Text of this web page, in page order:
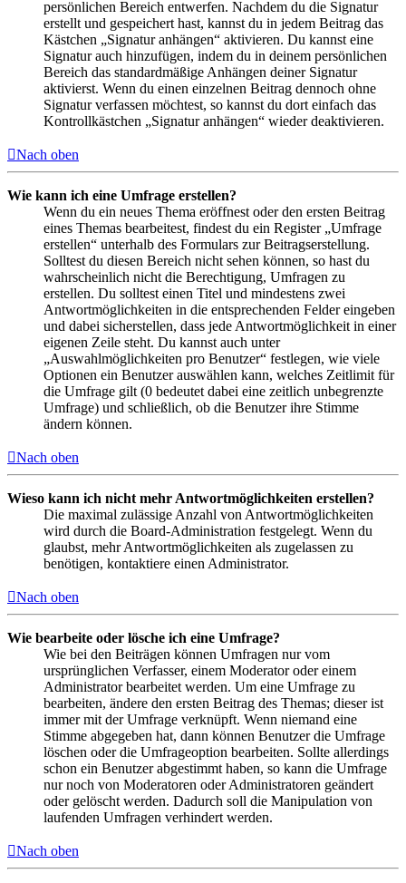
persönlichen Bereich entwerfen. Nachdem du die Signatur
erstellt und gespeichert hast, kannst du in jedem Beitrag das
Kästchen „Signatur anhängen“ aktivieren. Du kannst eine
Signatur auch hinzufügen, indem du in deinem persönlichen
Bereich das standardmäßige Anhängen deiner Signatur
aktivierst. Wenn du einen einzelnen Beitrag dennoch ohne
Signatur verfassen möchtest, so kannst du dort einfach das
Kontrollkästchen „Signatur anhängen“ wieder deaktivieren.
Nach oben
Wie kann ich eine Umfrage erstellen?
Wenn du ein neues Thema eröffnest oder den ersten Beitrag
eines Themas bearbeitest, findest du ein Register „Umfrage
erstellen“ unterhalb des Formulars zur Beitragserstellung.
Solltest du diesen Bereich nicht sehen können, so hast du
wahrscheinlich nicht die Berechtigung, Umfragen zu
erstellen. Du solltest einen Titel und mindestens zwei
Antwortmöglichkeiten in die entsprechenden Felder eingeben
und dabei sicherstellen, dass jede Antwortmöglichkeit in einer
eigenen Zeile steht. Du kannst auch unter
„Auswahlmöglichkeiten pro Benutzer“ festlegen, wie viele
Optionen ein Benutzer auswählen kann, welches Zeitlimit für
die Umfrage gilt (0 bedeutet dabei eine zeitlich unbegrenzte
Umfrage) und schließlich, ob die Benutzer ihre Stimme
ändern können.
Nach oben
Wieso kann ich nicht mehr Antwortmöglichkeiten erstellen?
Die maximal zulässige Anzahl von Antwortmöglichkeiten
wird durch die Board-Administration festgelegt. Wenn du
glaubst, mehr Antwortmöglichkeiten als zugelassen zu
benötigen, kontaktiere einen Administrator.
Nach oben
Wie bearbeite oder lösche ich eine Umfrage?
Wie bei den Beiträgen können Umfragen nur vom
ursprünglichen Verfasser, einem Moderator oder einem
Administrator bearbeitet werden. Um eine Umfrage zu
bearbeiten, ändere den ersten Beitrag des Themas; dieser ist
immer mit der Umfrage verknüpft. Wenn niemand eine
Stimme abgegeben hat, dann können Benutzer die Umfrage
löschen oder die Umfrageoption bearbeiten. Sollte allerdings
schon ein Benutzer abgestimmt haben, so kann die Umfrage
nur noch von Moderatoren oder Administratoren geändert
oder gelöscht werden. Dadurch soll die Manipulation von
laufenden Umfragen verhindert werden.
Nach oben